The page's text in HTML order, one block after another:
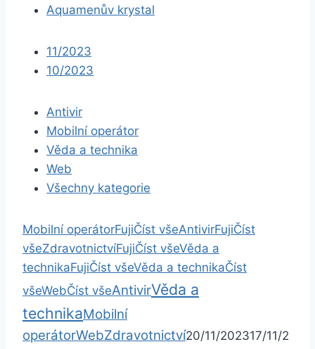
Aquamenův krystal
11/2023
10/2023
Antivir
Mobilní operátor
Věda a technika
Web
Všechny kategorie
Mobilní operátorFujiČíst všeAntivirFujiČíst
všeZdravotnictvíFujiČíst všeVěda a
technikaFujiČíst všeVěda a technikaČíst
všeWebČíst všeAntivirVěda a
technikaMobilní
operátorWebZdravotnictví20/11/202317/11/2